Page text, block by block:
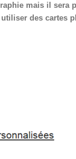
mais il
des cartes